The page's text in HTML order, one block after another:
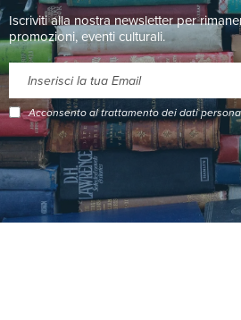
Iscriviti alla nostra newsletter per
promozioni, eventi culturali.
Acconsento al trattamento dei dati